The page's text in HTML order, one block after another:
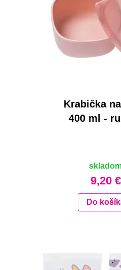
Krabička
400 ml -
9,20 €
Do